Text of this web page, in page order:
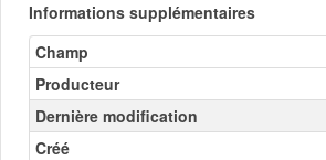
Informations supplémentaires
Champ
Producteur
Dernière modification
Créé